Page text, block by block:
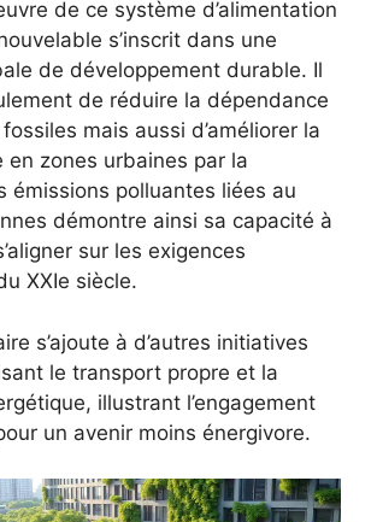
de ce système d’alimentation
s’inscrit dans une
de développement durable. Il
de réduire la dépendance
mais aussi d’améliorer la
en zones urbaines par la
émissions polluantes liées au
démontre ainsi sa capacité à
sur les exigences
XXIe siècle.
s’ajoute à d’autres initiatives
le transport propre et la
illustrant l’engagement
un avenir moins énergivore.